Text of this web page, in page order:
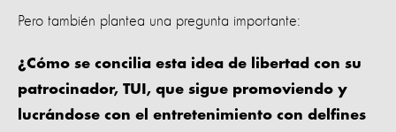
Pero también plantea una pregunta importante:
¿Cómo se concilia esta idea de libertad con su
patrocinador, TUI, que sigue promoviendo y
lucrándose con el entretenimiento con delfines